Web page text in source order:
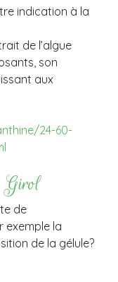
indication à la
de l’algue
son
aux
24-60-
Girol
de
exemple la
de la gélule?